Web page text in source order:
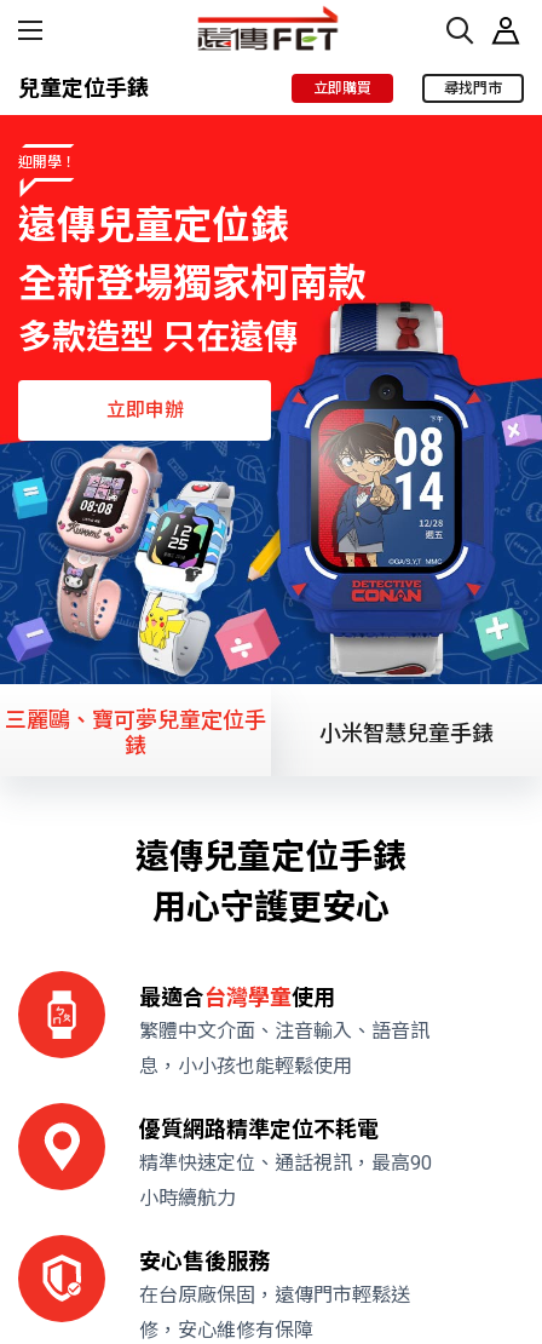
兒童定位手錶 立即購買 尋找門市
迎開學！
遠傳兒童定位錶
全新登場獨家柯南款
多款造型 只在遠傳
立即申辦
三麗鷗、寶可夢兒童定位手
錶
小米智慧兒童手錶
遠傳兒童定位手錶
用心守護更安心
最適合台灣學童使用
繁體中文介面、注音輸入、語音訊
息，小小孩也能輕鬆使用
優質網路精準定位不耗電
精準快速定位、通話視訊，最高90
小時續航力
安心售後服務
在台原廠保固，遠傳門市輕鬆送
修，安心維修有保障